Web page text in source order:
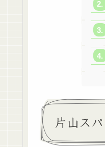
片山ス